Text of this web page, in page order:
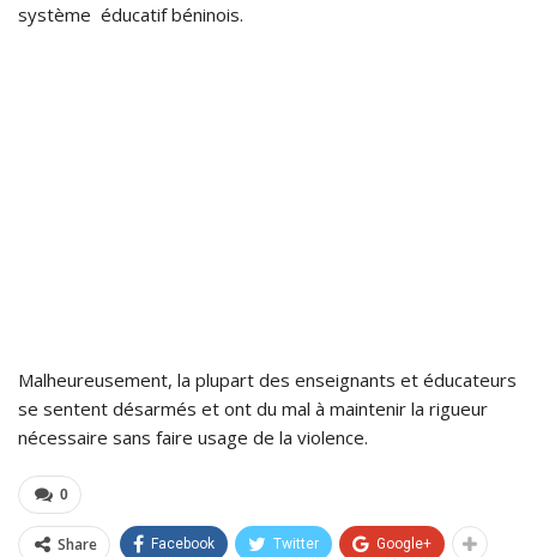
système éducatif béninois.
Malheureusement, la plupart des enseignants et éducateurs
se sentent désarmés et ont du mal à maintenir la rigueur
nécessaire sans faire usage de la violence.
0
Share Facebook Twitter Google+